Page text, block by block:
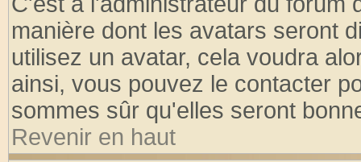
manière dont les avatars seront
utilisez un avatar, cela voudra
ainsi, vous pouvez le contacter
sommes sûr qu'elles seront
Revenir en haut